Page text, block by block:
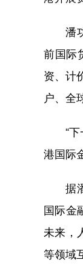
潘功
前国际
资、计
户、全
“下
港国际
据潘
国际金
未来，
等领域